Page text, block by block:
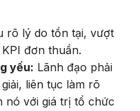
rõ lý do tồn tại, vượt
đơn thuần.
yếu: Lãnh đạo phải
liên tục làm rõ
nó với giá trị tổ chức